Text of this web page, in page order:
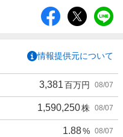
情報提供元について
3,381百万円 08/07
1,590,250株 08/07
1.88% 08/07